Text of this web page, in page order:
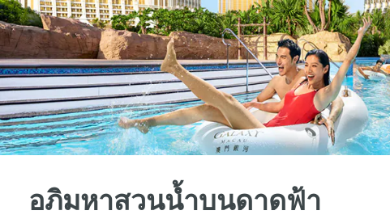
อภิมหาสวนน้ำบนดาดฟ้า